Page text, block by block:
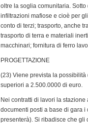
oltre la soglia comunitaria.
infiltrazioni mafiose e cioè per
conto di terzi; trasporto, anche
trasporto di terra e materiali
macchinari; fornitura di ferro
PROGETTAZIONE
(23) Viene prevista la
superiori a 2.500.0000 di euro.
Nei contratti di lavori la
documenti posti a base di gara i
presenterà). Si ribadisce che gli